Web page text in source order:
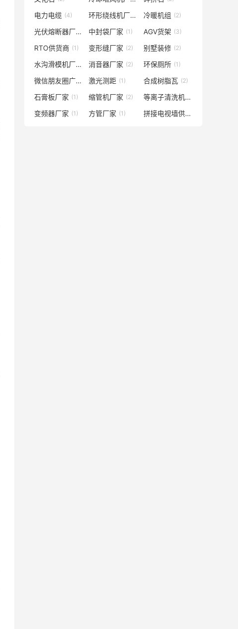
电力电缆 (4) 环形绕线机厂家 (3)
冷暖机组 (2)
光伏熔断器厂家 (1)
中封袋厂家 (1) AGV货架 (3)
RTO供货商 (1) 变形缝厂家 (2) 别墅装修 (2)
水沟滑模机厂家 (3)
消音器厂家 (2) 环保厕所 (1)
微信朋友圈广告 (4)
激光测距 (1) 合成树脂瓦 (2)
石膏板厂家 (1) 缩管机厂家 (2) 等离子清洗机
(2)
变频器厂家 (1) 方管厂家 (1) 拼接电视墙供应商